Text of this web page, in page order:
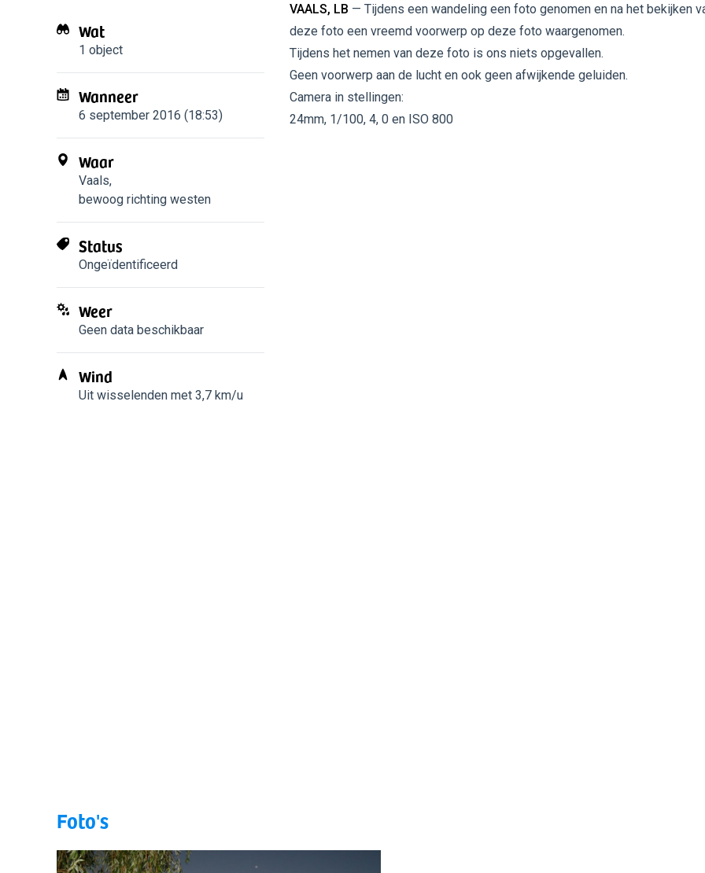
Wat
1 object
Wanneer
6 september 2016 (18:53)
Waar
Vaals,
bewoog richting westen
Status
Ongeïdentificeerd
Weer
Geen data beschikbaar
Wind
Uit wisselenden met 3,7 km/u
VAALS, LB — Tijdens een wandeling een foto genomen en na het bekijken
deze foto een vreemd voorwerp op deze foto waargenomen.
Tijdens het nemen van deze foto is ons niets opgevallen.
Geen voorwerp aan de lucht en ook geen afwijkende geluiden.
Camera in stellingen:
24mm, 1/100, 4, 0 en ISO 800
Foto's